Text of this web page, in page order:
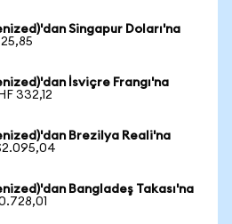
Singapur Doları'na
İsviçre Frangı'na
332,12
Brezilya Reali'na
Bangladeş Takası'na